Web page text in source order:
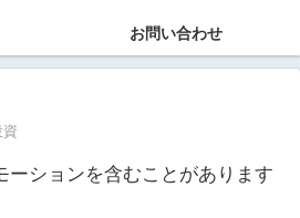
お問い合わせ
資
ションを含むことがあります